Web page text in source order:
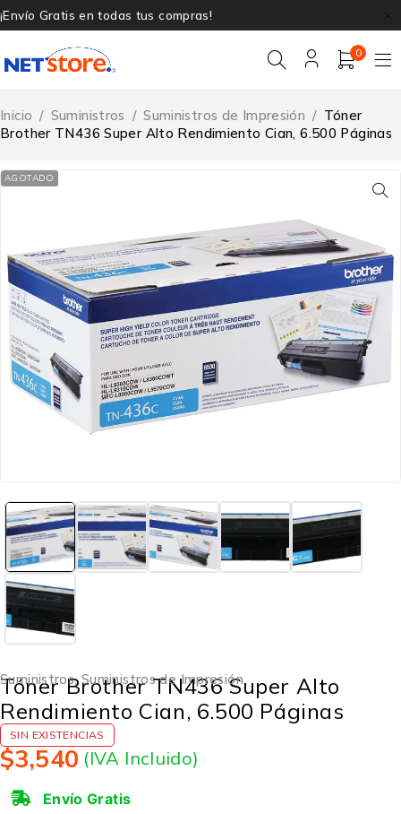
¡Envío Gratis en todas tus compras!
0
Inicio / Suministros / Suministros de Impresión / Tóner
Brother TN436 Super Alto Rendimiento Cian, 6.500 Páginas
AGOTADO
Suministros,Suministros de Impresión
Tóner Brother TN436 Super Alto
Rendimiento Cian, 6.500 Páginas
SIN EXISTENCIAS
$3,540 (IVA Incluido)
Envío Gratis